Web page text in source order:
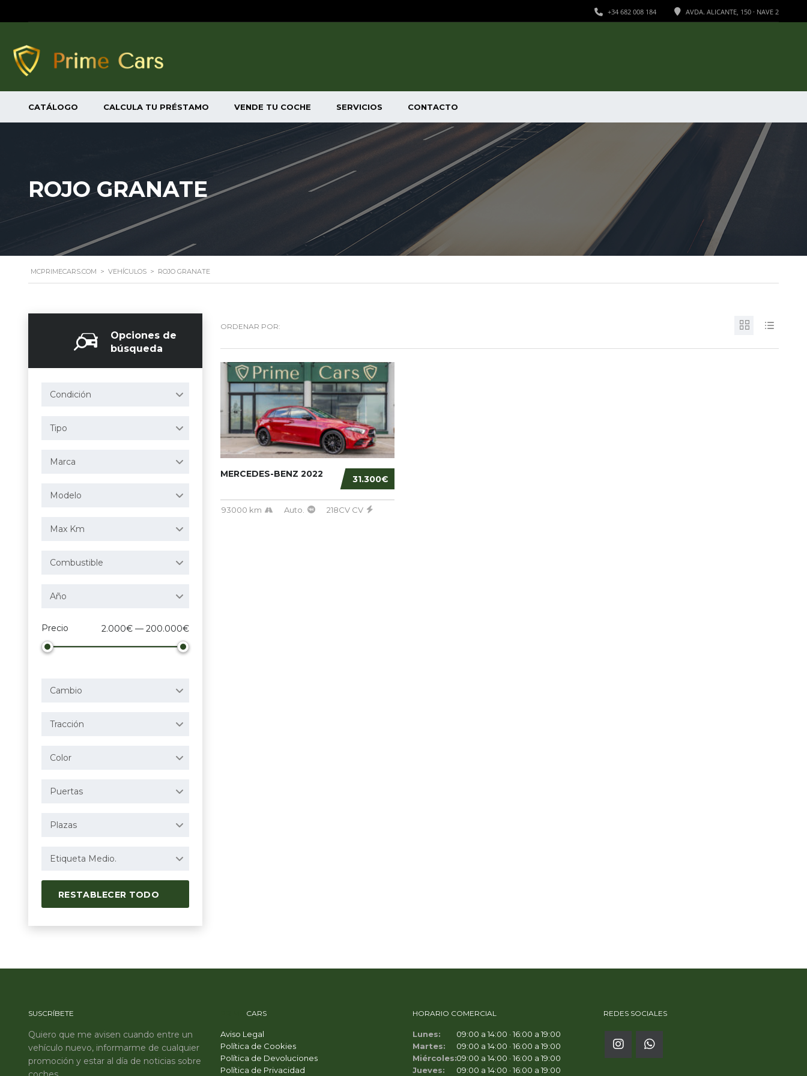
AVDA. ALICANTE, 150 · NAVE 2
+34 682 008 184
CATÁLOGO CALCULA TU PRÉSTAMO VENDE TU COCHE SERVICIOS CONTACTO
ROJO GRANATE
MCPRIMECARS.COM > VEHÍCULOS > ROJO GRANATE
Opciones de
búsqueda
Condición
Tipo
Marca
Modelo
Max Km
Combustible
Año
Precio 2.000€ — 200.000€
Cambio
Tracción
Color
Puertas
Plazas
Etiqueta Medio.
RESTABLECER TODO
ORDENAR POR:
31.300€
MERCEDES-BENZ 2022
93000 km Auto. 218CV CV
SUSCRÍBETE
Quiero que me avisen cuando entre un
vehículo nuevo, informarme de cualquier
promoción y estar al día de noticias sobre
CARS
Aviso Legal
Política de Cookies
Política de Devoluciones
Política de Privacidad
HORARIO COMERCIAL
Lunes:
09:00 a 14:00 · 16:00 a 19:00
Martes:
09:00 a 14:00 · 16:00 a 19:00
Miércoles:09:00 a 14:00 · 16:00 a 19:00
Jueves:
09:00 a 14:00 · 16:00 a 19:00
REDES SOCIALES